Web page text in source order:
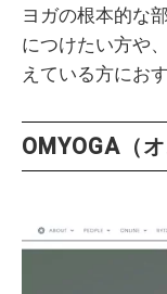
ヨガの根本的な
につけたい方や
えている方にお
OMYOGA（